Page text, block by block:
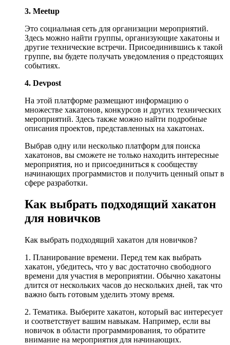
3. Meetup
Это социальная сеть для организации мероприятий.
Здесь можно найти группы, организующие хакатоны и
другие технические встречи. Присоединившись к такой
группе, вы будете получать уведомления о предстоящих
событиях.
4. Devpost
На этой платформе размещают информацию о
множестве хакатонов, конкурсов и других технических
мероприятий. Здесь также можно найти подробные
описания проектов, представленных на хакатонах.
Выбрав одну или несколько платформ для поиска
хакатонов, вы сможете не только находить интересные
мероприятия, но и присоединиться к сообществу
начинающих программистов и получить ценный опыт в
сфере разработки.
Как выбрать подходящий хакатон
для новичков
Как выбрать подходящий хакатон для новичков?
1. Планирование времени. Перед тем как выбрать
хакатон, убедитесь, что у вас достаточно свободного
времени для участия в мероприятии. Обычно хакатоны
длится от нескольких часов до нескольких дней, так что
важно быть готовым уделить этому время.
2. Тематика. Выберите хакатон, который вас интересует
и соответствует вашим навыкам. Например, если вы
новичок в области программирования, то обратите
внимание на мероприятия для начинающих.